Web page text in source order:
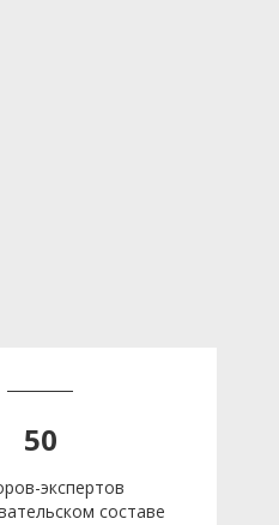
50
экспертов
составе